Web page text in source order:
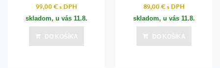
99,00 €s DPH
skladom, u vás 11.8.
DO KOŠÍKA
89,00 €s DPH
skladom, u vás 11.8.
DO KOŠÍKA